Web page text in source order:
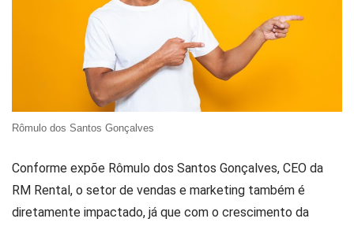
Rômulo dos Santos Gonçalves
Conforme expõe Rômulo dos Santos Gonçalves, CEO da
RM Rental, o setor de vendas e marketing também é
diretamente impactado, já que com o crescimento da